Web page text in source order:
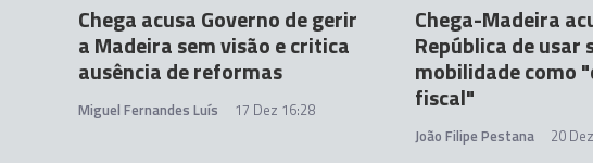
Chega acusa Governo de gerir
a Madeira sem visão e critica
ausência de reformas
Miguel Fernandes Luís 17 Dez 16:28
Chega-Madeira
República de usar
mobilidade como
fiscal"
João Filipe Pestana 20